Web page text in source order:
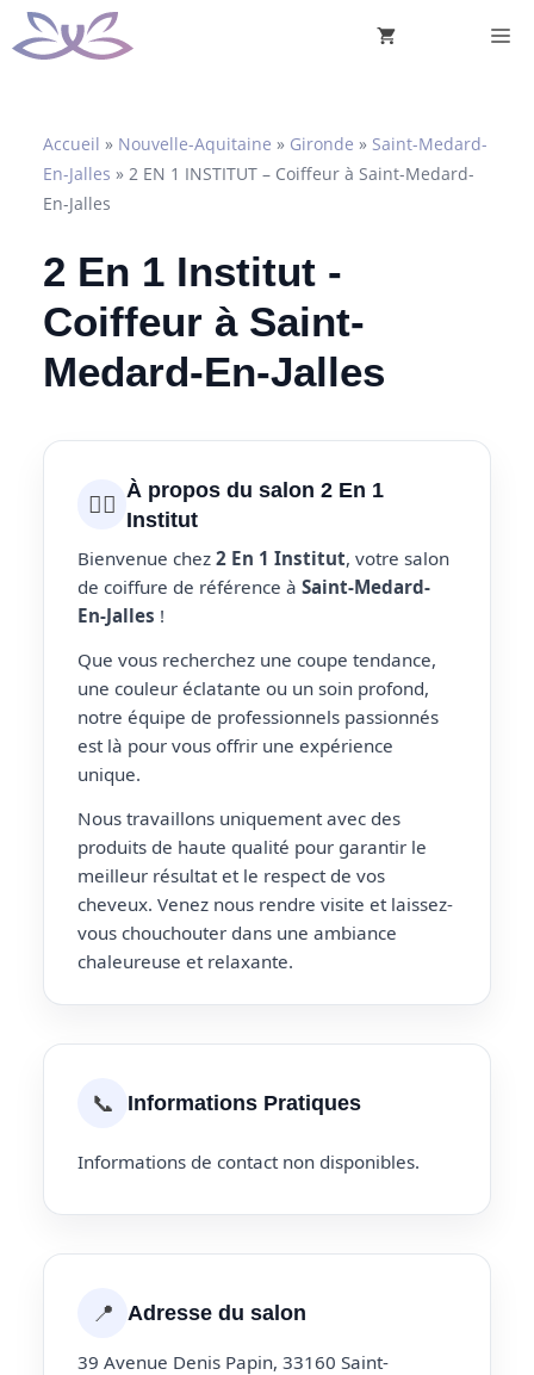
Aller
au
Accueil » Nouvelle-Aquitaine » Gironde » Saint-Medard-
En-Jalles » 2 EN 1 INSTITUT – Coiffeur à Saint-Medard-
En-Jalles
2 En 1 Institut -
Coiffeur à Saint-
Medard-En-Jalles
💇‍♀️ À propos du salon 2 En 1
Institut
Bienvenue chez 2 En 1 Institut, votre salon
de coiffure de référence à Saint-Medard-
En-Jalles !
Que vous recherchez une coupe tendance,
une couleur éclatante ou un soin profond,
notre équipe de professionnels passionnés
est là pour vous offrir une expérience
unique.
Nous travaillons uniquement avec des
produits de haute qualité pour garantir le
meilleur résultat et le respect de vos
cheveux. Venez nous rendre visite et laissez-
vous chouchouter dans une ambiance
chaleureuse et relaxante.
📞 Informations Pratiques
Informations de contact non disponibles.
📍 Adresse du salon
39 Avenue Denis Papin, 33160 Saint-